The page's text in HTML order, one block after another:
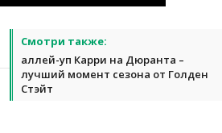
Смотри также:
аллей-уп Карри на Дюранта –
лучший момент сезона от Голден
Стэйт